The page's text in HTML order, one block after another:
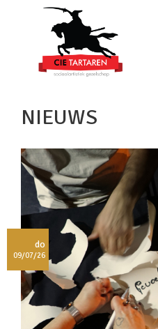
NIEUWS
do
09/07/26